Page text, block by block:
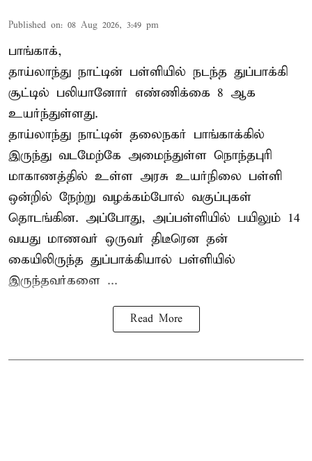
Published on: 08 Aug 2026, 3:49 pm
பாங்காக்,
தாய்லாந்து நாட்டின் பள்ளியில் நடந்த துப்பாக்கி
சூட்டில் பலியானோர் எண்ணிக்கை 8 ஆக
உயர்ந்துள்ளது.
தாய்லாந்து நாட்டின் தலைநகர் பாங்காக்கில்
இருந்து வடமேற்கே அமைந்துள்ள நொந்தபுரி
மாகாணத்தில் உள்ள அரசு உயர்நிலை பள்ளி
ஒன்றில் நேற்று வழக்கம்போல் வகுப்புகள்
தொடங்கின. அப்போது, அப்பள்ளியில் பயிலும் 14
வயது மாணவர் ஒருவர் திடீரென தன்
கையிலிருந்த துப்பாக்கியால் பள்ளியில்
இருந்தவர்களை ...
Read More